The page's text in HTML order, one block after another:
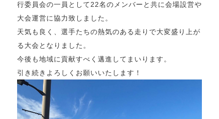
行委員会の一員として22名のメンバーと共に会場設営や
大会運営に協力致しました。
天気も良く、選手たちの熱気のある走りで大変盛り上が
る大会となりました。
今後も地域に貢献すべく邁進してまいります。
引き続きよろしくお願いいたします！